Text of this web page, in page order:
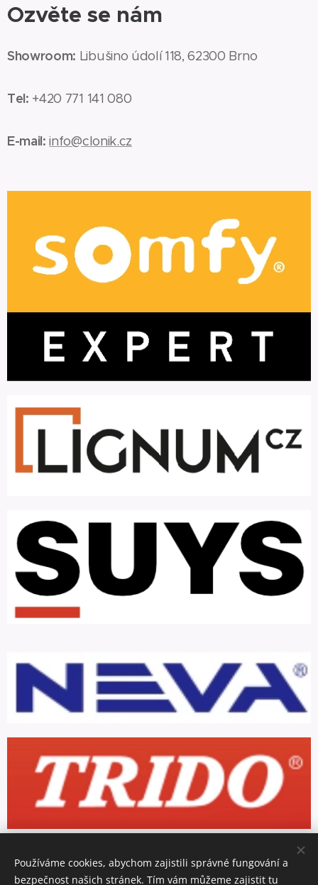
Ozvěte se nám
Showroom: Libušino údolí 118, 62300 Brno
Tel: +420 771 141 080
E-mail:info@clonik.cz
Používáme cookies, abychom zajistili správné fungování a
bezpečnost našich stránek. Tím vám můžeme zajistit tu